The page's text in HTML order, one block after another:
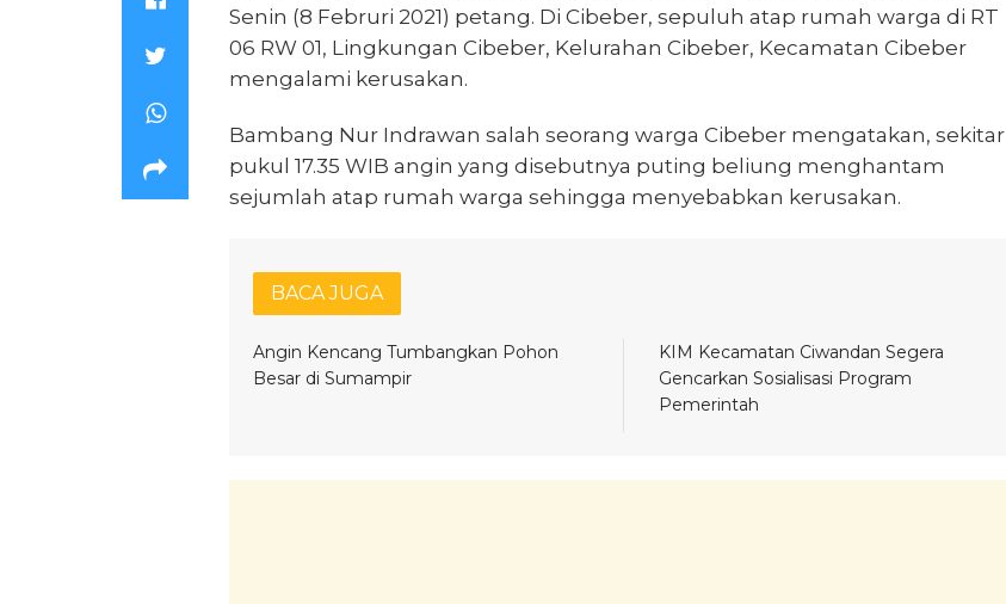
Senin (8 Februri 2021) petang. Di Cibeber, sepuluh atap rumah warga di RT
06 RW 01, Lingkungan Cibeber, Kelurahan Cibeber, Kecamatan Cibeber
mengalami kerusakan.
Bambang Nur Indrawan salah seorang warga Cibeber mengatakan, sekitar
pukul 17.35 WIB angin yang disebutnya puting beliung menghantam
sejumlah atap rumah warga sehingga menyebabkan kerusakan.
BACA JUGA
Angin Kencang Tumbangkan Pohon
Besar di Sumampir
KIM Kecamatan Ciwandan Segera
Gencarkan Sosialisasi Program
Pemerintah